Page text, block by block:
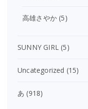
高雄さやか (5)
SUNNY GIRL (5)
Uncategorized (15)
あ (918)